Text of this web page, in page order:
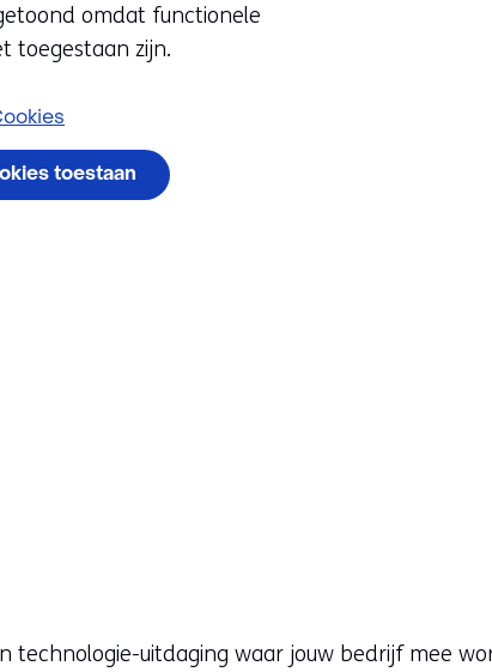
omdat functionele
toegestaan zijn.
toestaan
uitdaging waar jouw bedrijf mee